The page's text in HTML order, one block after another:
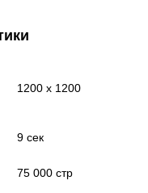
1200 х 1200
9 сек
75 000 стр